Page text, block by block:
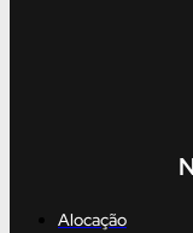
Alocação